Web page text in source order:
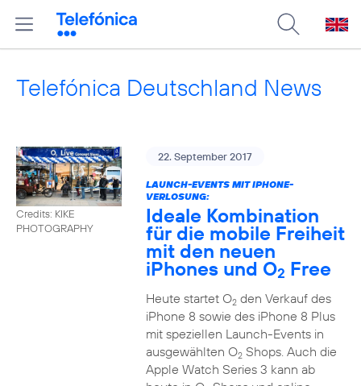
Telefónica Deutschland News
Credits: KIKE
PHOTOGRAPHY
22. September 2017
LAUNCH-EVENTS MIT IPHONE-
VERLOSUNG:
Ideale Kombination
für die mobile Freiheit
mit den neuen
iPhones und O2 Free
Heute startet O2den Verkauf des
iPhone 8 sowie des iPhone 8 Plus
mit speziellen Launch-Events in
ausgewählten O2Shops. Auch die
Apple Watch Series 3 kann ab